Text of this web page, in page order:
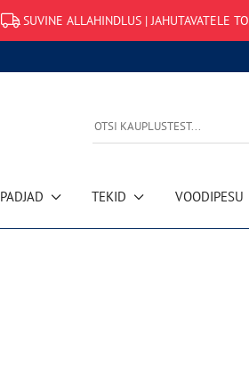
SUVINE ALLAHINDLUS | JAHUTAVATELE
PADJAD TEKID VOODIPESU